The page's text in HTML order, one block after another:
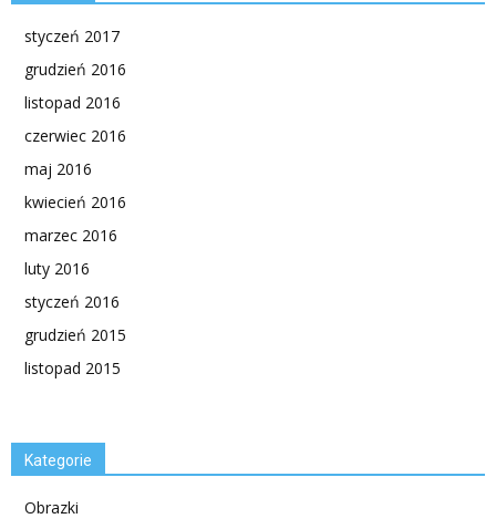
styczeń 2017
grudzień 2016
listopad 2016
czerwiec 2016
maj 2016
kwiecień 2016
marzec 2016
luty 2016
styczeń 2016
grudzień 2015
listopad 2015
Kategorie
Obrazki